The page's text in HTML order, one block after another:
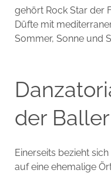
gehört Rock Star der
Düfte mit
Sommer, Sonne und
der
Einerseits bezieht
auf eine ehemalige